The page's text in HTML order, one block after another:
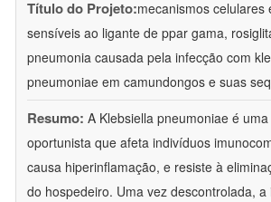
Título do Projeto:mecanismos celulares
sensíveis ao ligante de ppar gama,
pneumonia causada pela infecção com
pneumoniae em camundongos e suas
Resumo: A Klebsiella pneumoniae é
oportunista que afeta indivíduos
causa hiperinflamação, e resiste à
do hospedeiro. Uma vez descontrolada,